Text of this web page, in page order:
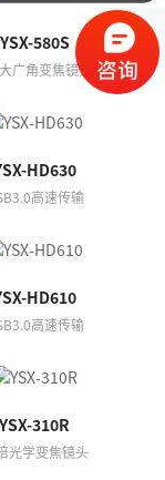
YSX-580S
广角变焦镜头
HD630
高速传输
HD610
高速传输
YSX-310R
光学变焦镜头
